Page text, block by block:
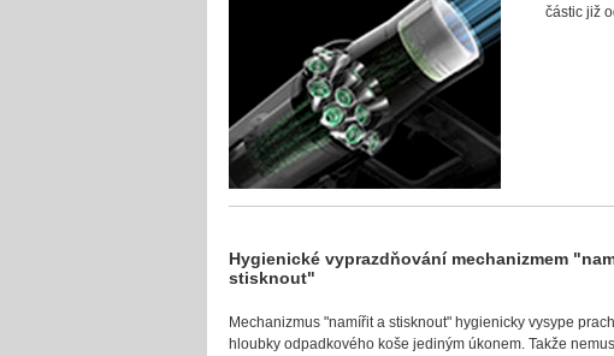
částic již
Hygienické vyprazdňování mechanizmem
stisknout"
Mechanizmus "namířit a stisknout" hygienicky vysype
hloubky odpadkového koše jediným úkonem. Takže